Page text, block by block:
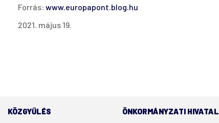
Forrás: www.europapont.blog.hu
2021. május 19.
KÖZGYŰLÉS ÖNKORMÁNYZATI HIVATAL